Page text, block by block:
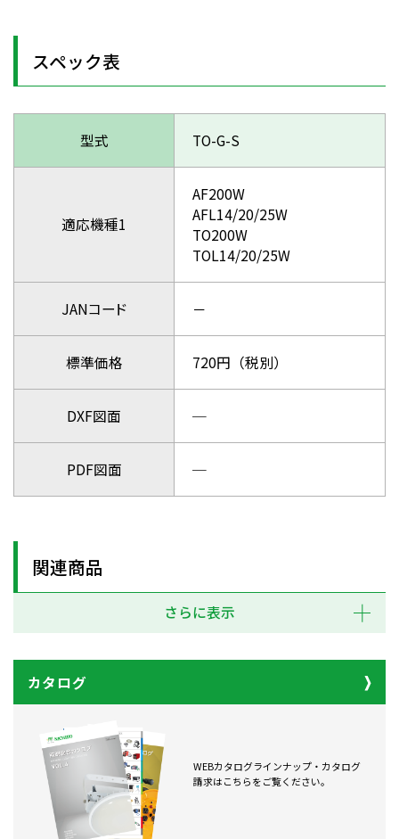
スペック表
型式 TO-G-S
適応機種1
AF200W
AFL14/20/25W
TO200W
TOL14/20/25W
JANコード －
標準価格 720円（税別）
DXF図面 ─
PDF図面 ─
関連商品
さらに表示
カタログ
WEBカタログラインナップ・カタログ
請求はこちらをご覧ください。